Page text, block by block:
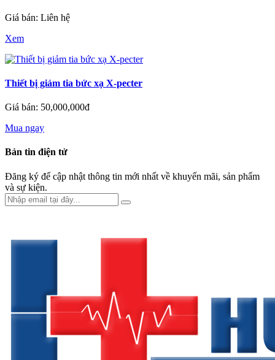
Giá bán: Liên hệ
Xem
Thiết bị giảm tia bức xạ X-pecter
Giá bán: 50,000,000đ
Mua ngay
Bản tin điện tử
Đăng ký để cập nhật thông tin mới nhất về khuyến mãi, sản phẩm
và sự kiện.